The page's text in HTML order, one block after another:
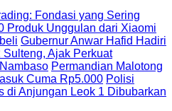
Fondasi yang Sering
Produk Unggulan dari Xiaomi
Gubernur Anwar Hafid Hadiri
Ajak Perkuat
Permandian Malotong
Cuma Rp5.000 Polisi
di Anjungan Leok 1 Dibubarkan